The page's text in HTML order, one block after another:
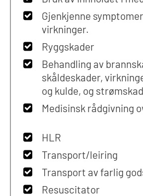
Gjenkjenne
virkninger.
Ryggskader
Behandling av
skåldeskader,
og kulde, og
Medisinsk rådgivning
HLR
Transport/leiring
Transport av farlig
Resuscitator